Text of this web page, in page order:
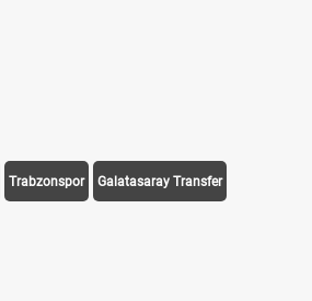
Trabzonspor Galatasaray Transfer